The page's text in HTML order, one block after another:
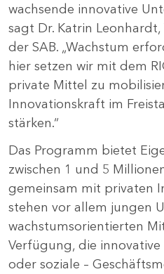
wachsende innovative
sagt Dr. Katrin
der SAB. „Wachstum
hier setzen wir mit dem
private Mittel zu
Innovationskraft im
stärken.“
Das Programm bietet
zwischen 1 und 5
gemeinsam mit privaten
stehen vor allem jungen
wachstumsorientierten
Verfügung, die
oder soziale –